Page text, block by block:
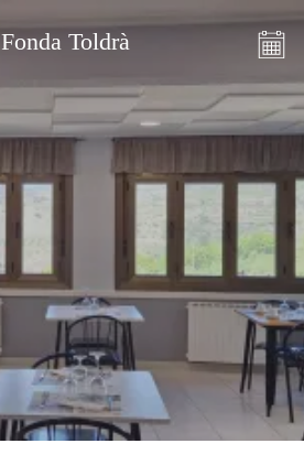
Fonda Toldrà